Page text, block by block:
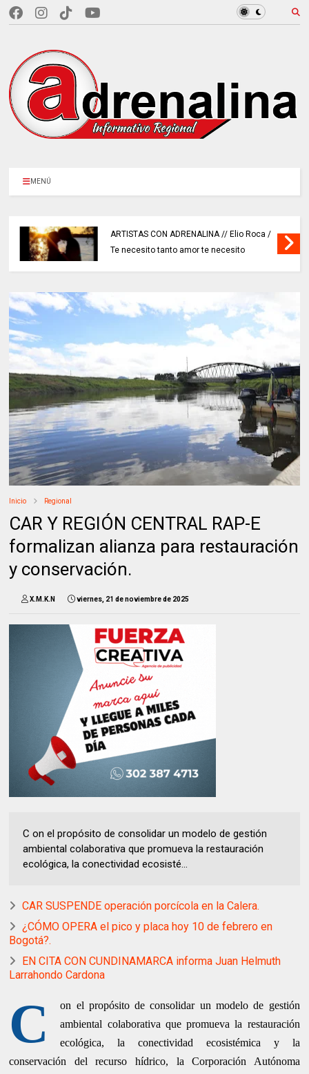
MENÚ
ARTISTAS CON ADRENALINA // Elio Roca /
Te necesito tanto amor te necesito
Inicio Regional
CAR Y REGIÓN CENTRAL RAP-E
formalizan alianza para restauración
y conservación.
X.M.K.N viernes, 21 de noviembre de 2025
C on el propósito de consolidar un modelo de gestión
ambiental colaborativa que promueva la restauración
ecológica, la conectividad ecosisté...
CAR SUSPENDE operación porcícola en la Calera.
¿CÓMO OPERA el pico y placa hoy 10 de febrero en
Bogotá?.
EN CITA CON CUNDINAMARCA informa Juan Helmuth
Larrahondo Cardona
C
on el propósito de consolidar un modelo de gestión
ambiental colaborativa que promueva la restauración
ecológica, la conectividad ecosistémica y la
conservación del recurso hídrico, la Corporación Autónoma